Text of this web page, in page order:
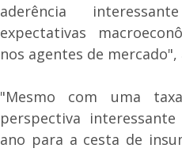
aderência
expectativas
nos agentes de
"Mesmo com uma
perspectiva
ano para a cesta de